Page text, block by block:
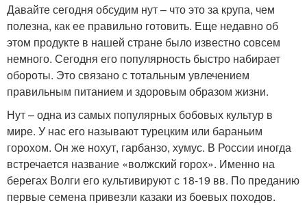
Давайте сегодня обсудим нут – что это за крупа, чем
полезна, как ее правильно готовить. Еще недавно об
этом продукте в нашей стране было известно совсем
немного. Сегодня его популярность быстро набирает
обороты. Это связано с тотальным увлечением
правильным питанием и здоровым образом жизни.
Нут – одна из самых популярных бобовых культур в
мире. У нас его называют турецким или бараньим
горохом. Он же нохут, гарбанзо, хумус. В России иногда
встречается название «волжский горох». Именно на
берегах Волги его культивируют с 18-19 вв. По преданию
первые семена привезли казаки из боевых походов.